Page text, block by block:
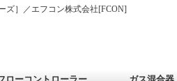
ズ］／エフコン株式会社[FCON]